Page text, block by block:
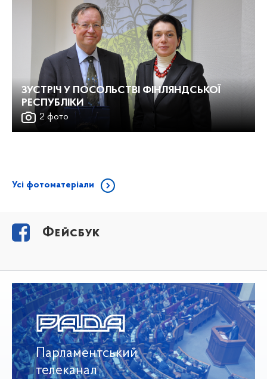
ЗУСТРІЧ У ПОСОЛЬСТВІ ФІНЛЯНДСЬКОЇ
РЕСПУБЛІКИ
2 фото
Усі фотоматеріали
Фейсбук
Парламентський
телеканал